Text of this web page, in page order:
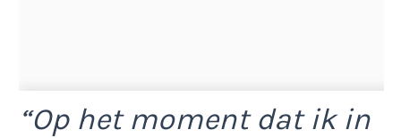
“Op het moment dat ik in